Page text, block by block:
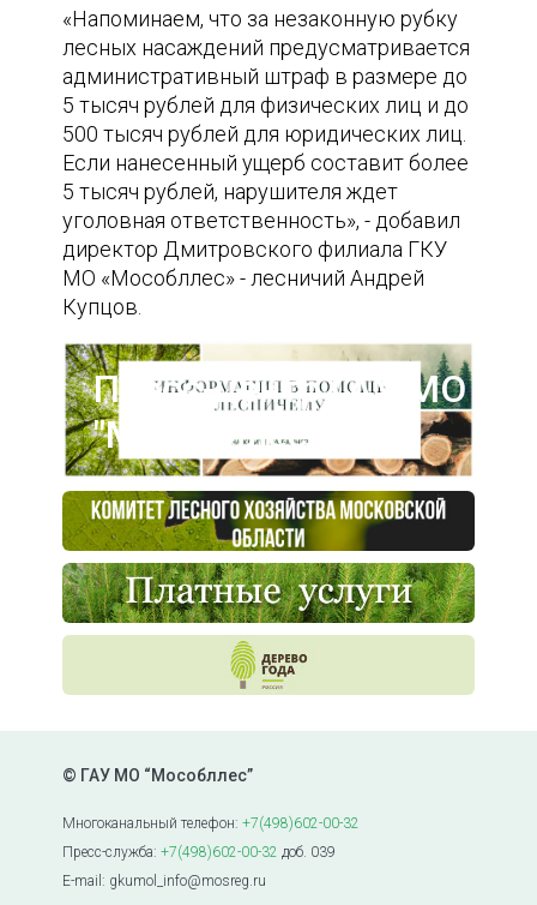
«Напоминаем, что за незаконную рубку
лесных насаждений предусматривается
административный штраф в размере до
5 тысяч рублей для физических лиц и до
500 тысяч рублей для юридических лиц.
Если нанесенный ущерб составит более
5 тысяч рублей, нарушителя ждет
уголовная ответственность», - добавил
директор Дмитровского филиала ГКУ
МО «Мособллес» - лесничий Андрей
Купцов.
Пресс-центр ГАУ МО
"Мособллес"
© ГАУ МО “Мособллес”
Многоканальный телефон:+7(498)602-00-32
Пресс-служба:+7(498)602-00-32 доб. 039
E-mail: gkumol_info@mosreg.ru